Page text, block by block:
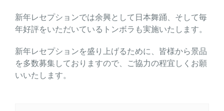
新年レセプションでは余興として日本舞踊、そして毎
年好評をいただいているトンボラも実施いたします。
新年レセプションを盛り上げるために、皆様から景品
を多数募集しておりますので、ご協力の程宜しくお願
いいたします。